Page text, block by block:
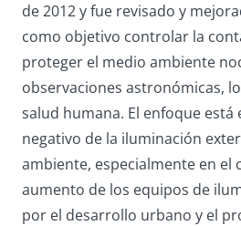
de 2012 y fue revisado y
como objetivo controlar la
proteger el medio ambiente
observaciones astronómicas,
salud humana. El enfoque
negativo de la iluminación
ambiente, especialmente en el
aumento de los equipos de
por el desarrollo urbano y el